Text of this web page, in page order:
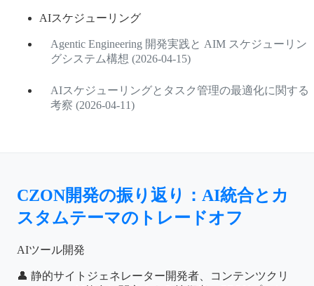
AIスケジューリング
Agentic Engineering 開発実践と AIM スケジューリン
グシステム構想 (2026-04-15)
AIスケジューリングとタスク管理の最適化に関する
考察 (2026-04-11)
CZON開発の振り返り：AI統合とカ
スタムテーマのトレードオフ
AIツール開発
👤 静的サイトジェネレーター開発者、コンテンツクリ